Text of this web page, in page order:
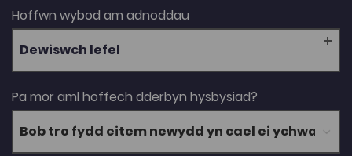
Hoffwn wybod am adnoddau
Dewiswch lefel
Pa mor aml hoffech dderbyn hysbysiad?